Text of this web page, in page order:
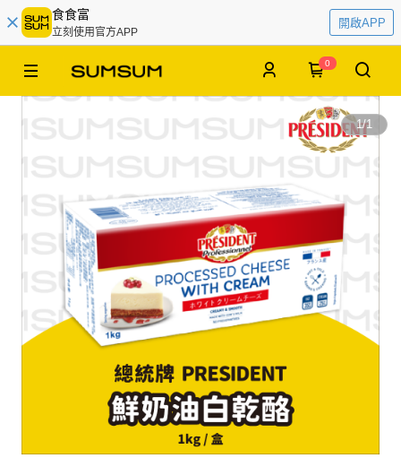
食食富
立刻使用官方APP
開啟APP
0
1/1